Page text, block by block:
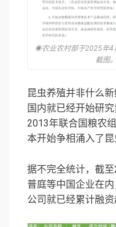
◉农业农村部于2025年4
截图
昆虫养殖并非什么
国内就已经开始研究
2013年联合国粮农
本开始争相涌入了昆
据不完全统计，截
普庭等中国企业在
公司就已经累计融资